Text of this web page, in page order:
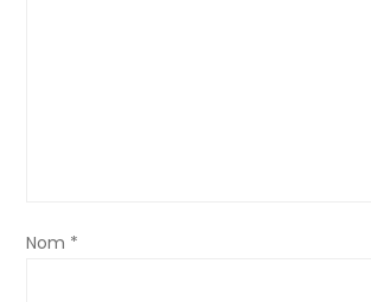
l
Nom *